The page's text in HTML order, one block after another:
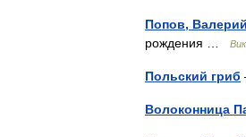
Попов,
рождения …
Польский гриб
Волоконница